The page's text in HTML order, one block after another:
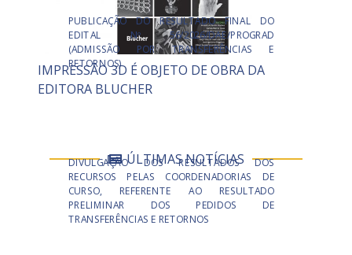
IMPRESSÃO 3D É OBJETO DE OBRA DA
EDITORA BLUCHER
ÚLTIMAS NOTÍCIAS
PUBLICAÇÃO DO RESULTADO FINAL DO
EDITAL Nº 56/2026/DAE/PROGRAD
(ADMISSÃO POR TRANSFERÊNCIAS E
RETORNOS)
DIVULGAÇÃO DOS RESULTADOS DOS
RECURSOS PELAS COORDENADORIAS DE
CURSO, REFERENTE AO RESULTADO
PRELIMINAR DOS PEDIDOS DE
TRANSFERÊNCIAS E RETORNOS